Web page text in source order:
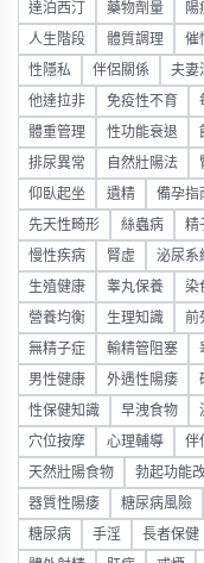
達泊西汀 藥物劑量 陽
人生階段 體質調理 催
性隱私 伴侶關係 夫妻
他達拉非 免疫性不育
體重管理 性功能衰退
排尿異常 自然壯陽法
仰臥起坐 遺精 備孕指
先天性畸形 絲蟲病 精
慢性疾病 腎虛 泌尿系
生殖健康 睾丸保養 染
營養均衡 生理知識 前
無精子症 輸精管阻塞
男性健康 外遇性陽痿
性保健知識 早洩食物
穴位按摩 心理輔導 伴
天然壯陽食物 勃起功能
器質性陽痿 糖尿病風險
糖尿病 手淫 長者保健